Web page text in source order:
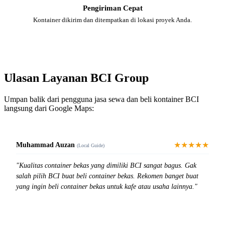
Pengiriman Cepat
Kontainer dikirim dan ditempatkan di lokasi proyek Anda.
Ulasan Layanan BCI Group
Umpan balik dari pengguna jasa sewa dan beli kontainer BCI
langsung dari Google Maps:
Muhammad Auzan (Local Guide) ★★★★★
"Kualitas container bekas yang dimiliki BCI sangat bagus. Gak
salah pilih BCI buat beli container bekas. Rekomen banget buat
yang ingin beli container bekas untuk kafe atau usaha lainnya."